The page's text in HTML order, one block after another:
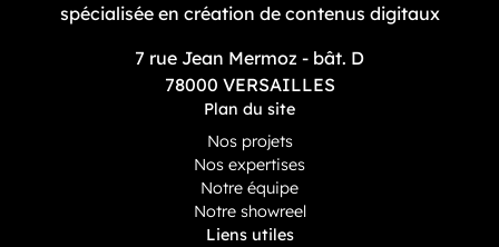
spécialisée en création de contenus digitaux
7 rue Jean Mermoz - bât. D
78000 VERSAILLES
Plan du site
Nos projets
Nos expertises
Notre équipe
Notre showreel
Liens utiles